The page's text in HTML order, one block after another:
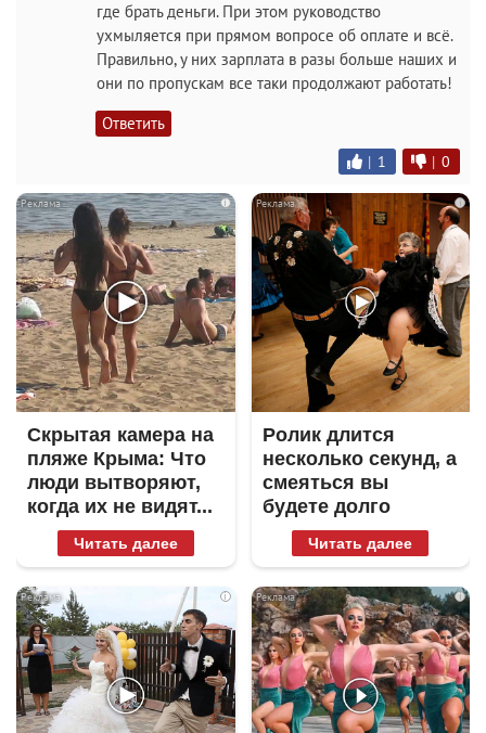
где брать деньги. При этом руководство
ухмыляется при прямом вопросе об оплате и всё.
Правильно, у них зарплата в разы больше наших и
они по пропускам все таки продолжают работать!
Ответить
| 1 | 0
i
Скрытая камера на
пляже Крыма: Что
люди вытворяют,
когда их не видят...
Читать далее
i
Ролик длится
несколько секунд, а
смеяться вы
будете долго
Читать далее
i i